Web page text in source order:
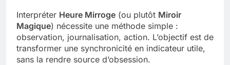
Interpréter Heure Mirroge (ou plutôt Miroir
Magique) nécessite une méthode simple :
observation, journalisation, action. L’objectif est de
transformer une synchronicité en indicateur utile,
sans la rendre source d’obsession.